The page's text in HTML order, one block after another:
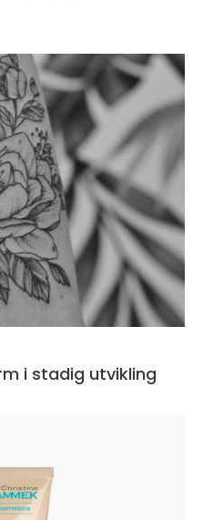
i stadig utvikling